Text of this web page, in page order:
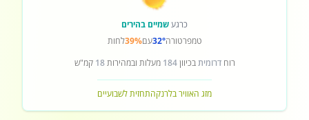
כרגעשמיים בהירים
טמפרטורה32°עם39%לחות
רוחדרומיתבכיוון184 מעלות ובמהירות18 קמ"ש
מזג האוויר בלרנקהתחזית לשבועיים